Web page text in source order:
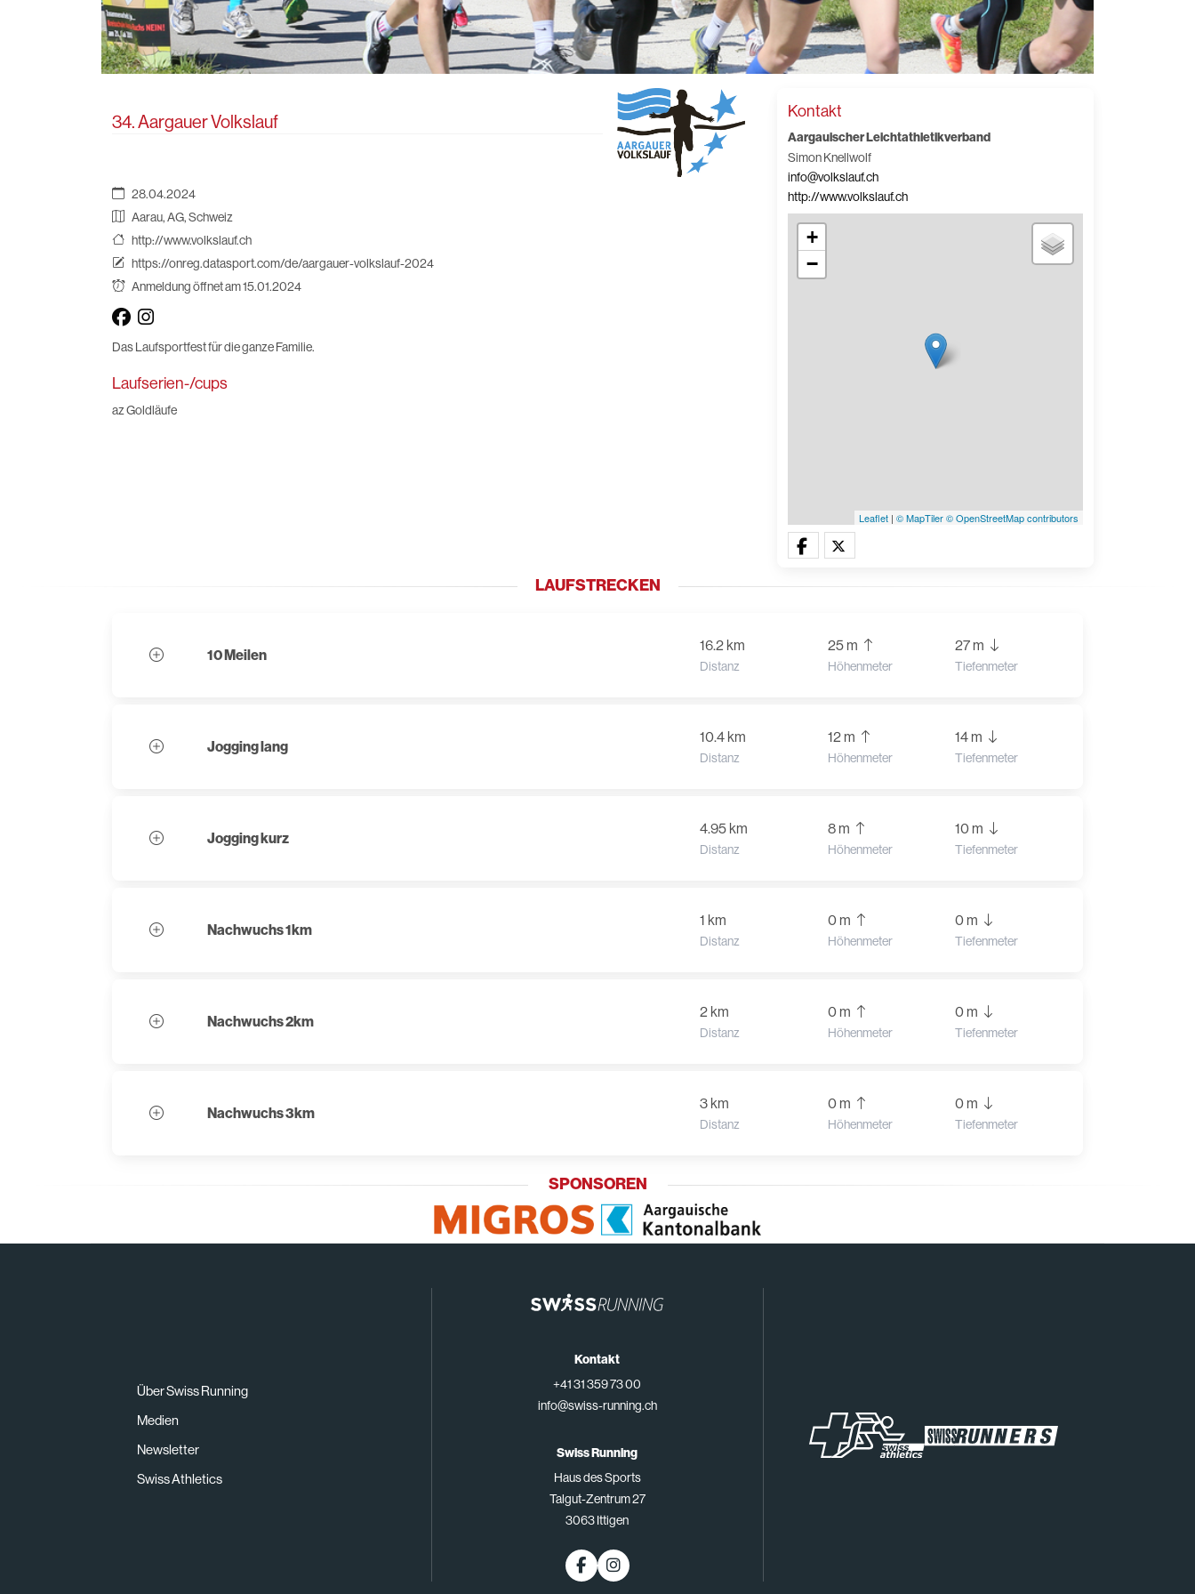
34. Aargauer Volkslauf
28.04.2024
Aarau, AG, Schweiz
http://www.volkslauf.ch
https://onreg.datasport.com/de/aargauer-volkslauf-2024
Anmeldung öffnet am 15.01.2024
Das Laufsportfest für die ganze Familie.
Laufserien-/cups
az Goldläufe
Kontakt
Aargauischer Leichtathletikverband
Simon Knellwolf
info@volkslauf.ch
http://www.volkslauf.ch
+
−
Leaflet | © MapTiler© OpenStreetMap contributors
LAUFSTRECKEN
10 Meilen
16.2 km
Distanz
25 m
Höhenmeter
27 m
Tiefenmeter
Jogging lang
10.4 km
Distanz
12 m
Höhenmeter
14 m
Tiefenmeter
Jogging kurz
4.95 km
Distanz
8 m
Höhenmeter
10 m
Tiefenmeter
Nachwuchs 1km
1 km
Distanz
0 m
Höhenmeter
0 m
Tiefenmeter
Nachwuchs 2km
2 km
Distanz
0 m
Höhenmeter
0 m
Tiefenmeter
Nachwuchs 3km
3 km
Distanz
0 m
Höhenmeter
0 m
Tiefenmeter
SPONSOREN
Über Swiss Running
Medien
Newsletter
Swiss Athletics
Kontakt
+41 31 359 73 00
info@swiss-running.ch
Swiss Running
Haus des Sports
Talgut-Zentrum 27
3063 Ittigen